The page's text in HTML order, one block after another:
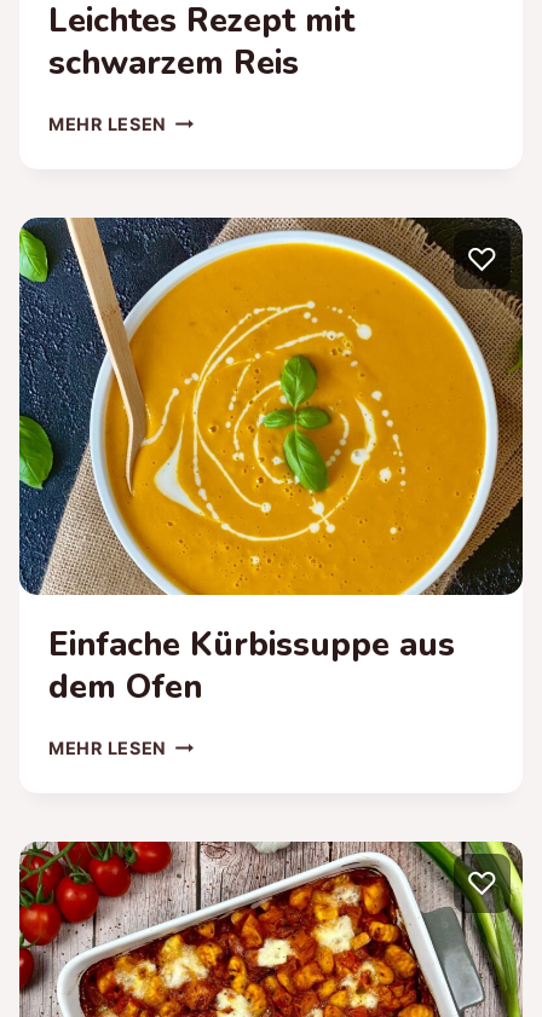
Leichtes Rezept mit
schwarzem Reis
MEHR LESEN SCHWARZER
–
LEICHTES
REZEPT
SCHWARZEM
REIS
♡
Einfache Kürbissuppe aus
dem Ofen
MEHR LESEN EINFACHE
OFEN
♡